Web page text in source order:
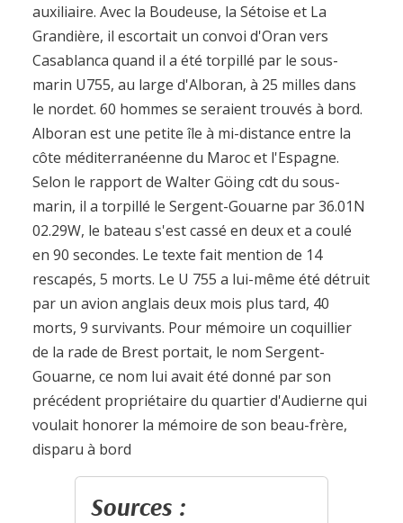
auxiliaire. Avec la Boudeuse, la Sétoise et La
Grandière, il escortait un convoi d'Oran vers
Casablanca quand il a été torpillé par le sous-
marin U755, au large d'Alboran, à 25 milles dans
le nordet. 60 hommes se seraient trouvés à bord.
Alboran est une petite île à mi-distance entre la
côte méditerranéenne du Maroc et l'Espagne.
Selon le rapport de Walter Göing cdt du sous-
marin, il a torpillé le Sergent-Gouarne par 36.01N
02.29W, le bateau s'est cassé en deux et a coulé
en 90 secondes. Le texte fait mention de 14
rescapés, 5 morts. Le U 755 a lui-même été détruit
par un avion anglais deux mois plus tard, 40
morts, 9 survivants. Pour mémoire un coquillier
de la rade de Brest portait, le nom Sergent-
Gouarne, ce nom lui avait été donné par son
précédent propriétaire du quartier d'Audierne qui
voulait honorer la mémoire de son beau-frère,
disparu à bord
Sources :